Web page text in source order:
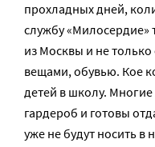
прохладных дней,
службу
из Москвы и не
вещами, обувью. Кое
детей в школу.
гардероб и готовы
уже не будут носить в